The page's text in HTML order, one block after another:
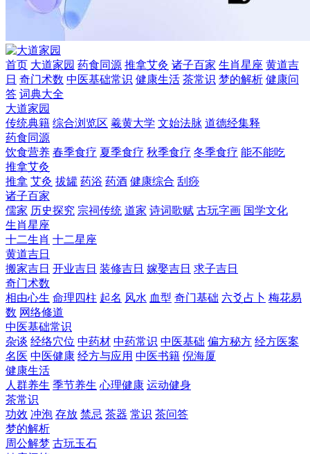
首页 大道家园 药食同源 推拿艾灸 诸子百家 生肖星座 黄道吉
日 奇门术数 中医基础常识 健康生活 茶常识 梦的解析 健康问
答 词典大全
大道家园
传统典籍 综合浏览区 羲黄大学 文始法脉 道德经集释
药食同源
饮食营养 春季食疗 夏季食疗 秋季食疗 冬季食疗 能不能吃
推拿艾灸
推拿 艾灸 拔罐 药浴 药酒 健康综合 刮痧
诸子百家
儒家 历史探究 宗祠传统 道家 诗词歌赋 古玩字画 国学文化
生肖星座
十二生肖 十二星座
黄道吉日
搬家吉日 开业吉日 装修吉日 嫁娶吉日 求子吉日
奇门术数
相由心生 命理四柱 起名 风水 血型 奇门基础 六爻占卜 梅花易
数 网络修道
中医基础常识
杂谈 经络穴位 中药材 中药常识 中医基础 偏方秘方 经方医案
名医 中医健康 经方与应用 中医书籍 倪海厦
健康生活
人群养生 季节养生 心理健康 运动健身
茶常识
功效 冲泡 存放 禁忌 茶器 常识 茶问答
梦的解析
周公解梦 古玩玉石